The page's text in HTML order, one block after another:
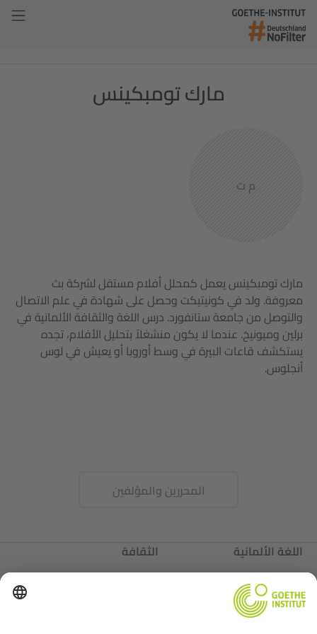
م ت
مارك تومبكينس
مارك تومبكينس يعمل كمحلل أفلام مستقل لشركة بث
معروفة. ولد في كونيتيكت وحصل على شهادة في علم الاتصال
والتوصل من جامعة ستانفورد. درس اللغة والثقافة الألمانية في
برلين وميونيخ. عندما لا يكون منشغلاً بتحليل الأفلام، تجده
يستكشف قاعات البيرة في وسط أوروبا أو يعيش في لوس
أنجلوس.
المحررين والمؤلفين
اللغة الألمانية
الثقافة
ألمانيا
عننا